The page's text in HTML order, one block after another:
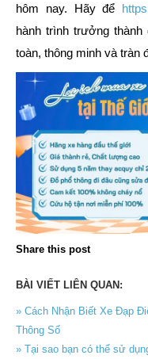
hôm nay. Hãy để
hành trình trưởng
toàn, thông minh và tràn
Share this post
BÀI VIẾT LIÊN QUAN:
» Cách Nhận Biết Xe Đạp
Thông Số
» Tại sao bạn có thể sử